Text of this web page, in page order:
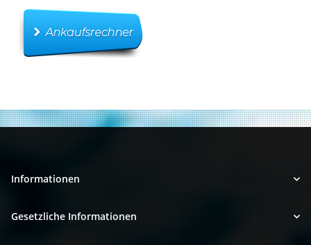
Informationen
Gesetzliche Informationen